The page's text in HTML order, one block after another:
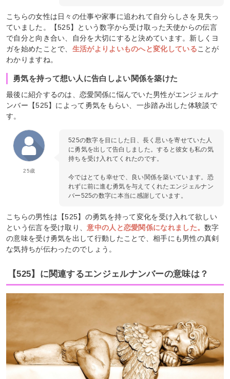
こちらの女性は日々の仕事や家事に追われて自分らしさを見失っ
ていました。【525】という数字から受け取った天使からの伝言
で自分と向き合い、自分を大切にすると決めています。新しくヨ
ガを始めたことで、 生活がよりよいものへと変化していることが
わかりますね。
勇気を持って想い人に告白しよい関係を築けた
最後に紹介するのは、恋愛関係に悩んでいた男性がエンジェルナ
ンバー【525】によって勇気をもらい、一歩踏み出した体験談で
す。
25歳
525の数字を目にした日、長く思いを寄せていた人
に勇気を出して告白しました。すると彼女も私の気
持ちを受け入れてくれたのです。
今ではとても幸せで、良い関係を築いています。恐
れずに前に進む勇気を与えてくれたエンジェルナン
バー525の数字に本当に感謝しています。
こちらの男性は【525】の勇気を持って変化を受け入れて欲しい
という伝言を受け取り、意中の人と恋愛関係になれました。数字
の意味を受け勇気を出して行動したことで、相手にも男性の真剣
な気持ちが伝わったのでしょう。
【525】に関連するエンジェルナンバーの意味は？